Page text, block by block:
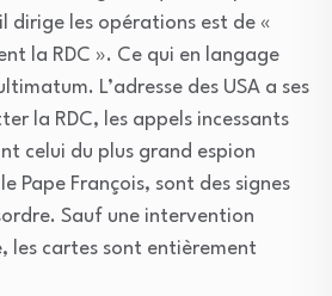
dirige les opérations est de «
la RDC ». Ce qui en langage
L’adresse des USA a ses
la RDC, les appels incessants
celui du plus grand espion
Pape François, sont des signes
Sauf une intervention
les cartes sont entièrement